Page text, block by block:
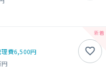
理費6,500円
円